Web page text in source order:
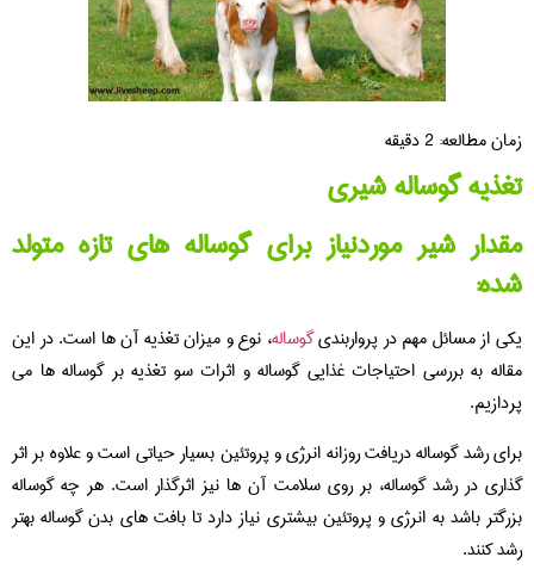
زمان مطالعه:2دقیقه
تغذیه گوساله شیری
مقدار شیر موردنیاز برای گوساله های تازه متولد
شده:
یکی از مسائل مهم در پرواربندیگوساله، نوع و میزان تغذیه آن ها است. در این
مقاله به بررسی احتیاجات غذایی گوساله و اثرات سو تغذیه بر گوساله ها می
پردازیم.
برای رشد گوساله دریافت روزانه انرژی و پروتئین بسیار حیاتی است و علاوه بر اثر
گذاری در رشد گوساله، بر روی سلامت آن ها نیز اثرگذار است. هر چه گوساله
بزرگتر باشد به انرژی و پروتئین بیشتری نیاز دارد تا بافت های بدن گوساله بهتر
رشد کنند.